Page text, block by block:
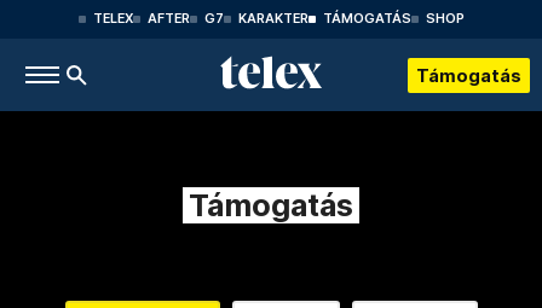
TELEX AFTER G7 KARAKTER TÁMOGATÁS SHOP
Támogatás
Támogatás